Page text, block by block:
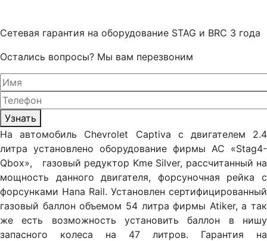
Cетевая гарантия на оборудование STAG и BRC 3 года
Остались вопросы? Мы вам перезвоним
Узнать
На автомобиль Chevrolet Captiva с двигателем 2.4
литра установлено оборудование фирмы AC «Stag4-
Qbox», газовый редуктор Kme Silver, рассчитанный на
мощность данного двигателя, форсуночная рейка с
форсунками Hana Rail. Установлен сертифицированный
газовый баллон объемом 54 литра фирмы Atiker, а так
же есть возможность установить баллон в нишу
запасного колеса на 47 литров. Гарантия на